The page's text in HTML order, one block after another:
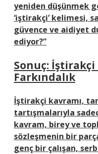
yeniden düşünmek
‘iştirakçi’ kelimesi,
güvence ve aidiyet
ediyor?”
Sonuç:
Farkındalık
İştirakçi kavramı,
tartışmalarıyla
kavram, birey ve
sözleşmenin bir
genç bir çalışan,